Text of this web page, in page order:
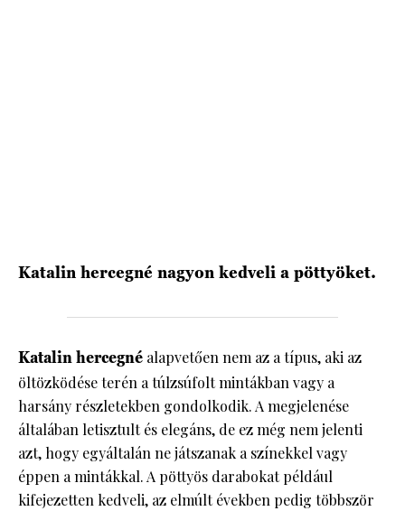
Katalin hercegné nagyon kedveli a pöttyöket.
Katalin hercegné alapvetően nem az a típus, aki az
öltözködése terén a túlzsúfolt mintákban vagy a
harsány részletekben gondolkodik. A megjelenése
általában letisztult és elegáns, de ez még nem jelenti
azt, hogy egyáltalán ne játszanak a színekkel vagy
éppen a mintákkal. A pöttyös darabokat például
kifejezetten kedveli, az elmúlt években pedig többször